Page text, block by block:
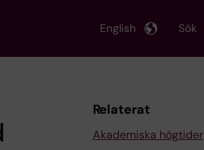
Sök
English
Relaterat
Akademiska högtider